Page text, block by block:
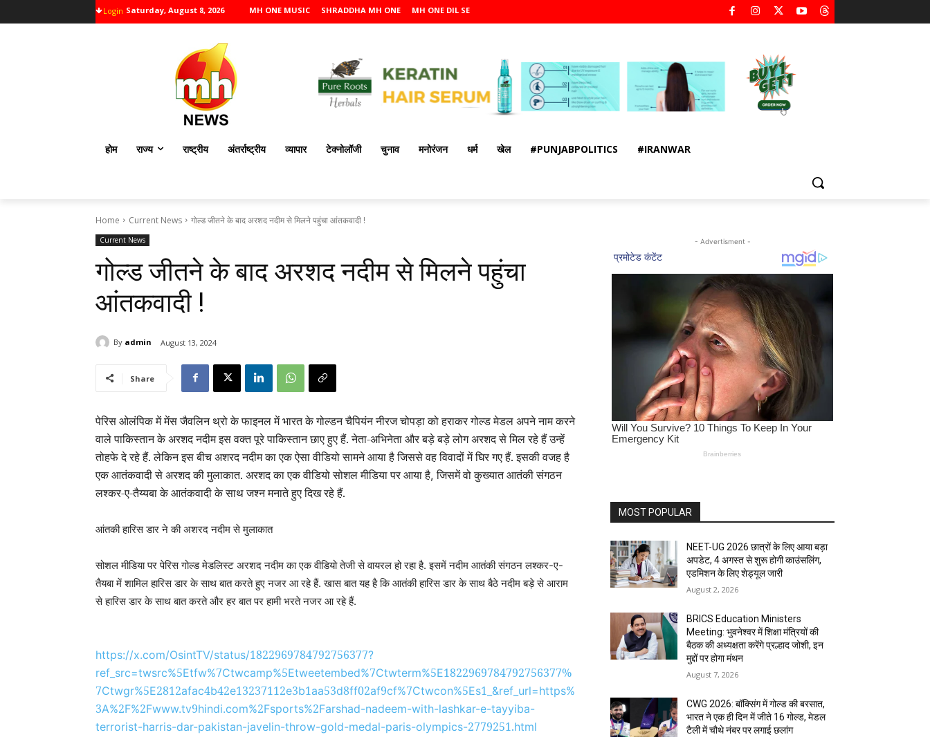
Login Saturday, August 8, 2026 MH ONE MUSIC SHRADDHA MH ONE MH ONE DIL SE
होम राज्य राष्ट्रीय अंतर्राष्ट्रीय व्यापार टेक्नोलॉजी चुनाव मनोरंजन धर्म खेल #PUNJABPOLITICS #IRANWAR
Home Current News गोल्ड जीतने के बाद अरशद नदीम से मिलने पहुंचा आंतकवादी !
Current News
गोल्ड जीतने के बाद अरशद नदीम से मिलने पहुंचा
आंतकवादी !
By admin August 13, 2024
Share
पेरिस ओलंपिक में मेंस जैवलिन थ्रो के फाइनल में भारत के गोल्डन चैपियंन नीरज चोपड़ा को हराकर गोल्ड मेडल अपने नाम करने
वाले पाकिस्तान के अरशद नदीम इस वक्त पूरे पाकिस्तान छाए हुए हैं. नेता-अभिनेता और बड़े बड़े लोग अरशद से मिल रहे हैं उन्हें
तोहफे दे रहे हैं. लेकिन इस बीच अशरद नदीम का एक ऐसा वीडियो सामने आया है जिससे वह विवादों में घिर गए हैं. इसकी वजह है
एक आतंकवादी से अरशद की मुलाकात. अरशद का एक वीडियो सोशल मीडिया पर आया है,जिसमें वो कुख्यात आतंकी संगठन
लश्कर-ए-तैय्यबा के आतंकवादी के साथ जश्न मनाते हुए दिख रहे हैं.
आंतकी हारिस डार ने की अशरद नदीम से मुलाकात
सोशल मीडिया पर पेरिस गोल्ड मेडलिस्ट अरशद नदीम का एक वीडियो तेजी से वायरल हो रहा है. इसमें नदीम आतंकी संगठन लश्कर-ए-
तैयबा में शामिल हारिस डार के साथ बात करते हुए नजर आ रहे हैं. खास बात यह है कि आतंकी हारिस डार के साथ बैठे नदीम बड़े से आराम
से हारिस डार के साथ बात करते और हर बात पर हामी भरते नजर आ रहे हैं.
https://x.com/OsintTV/status/1822969784792756377?
ref_src=twsrc%5Etfw%7Ctwcamp%5Etweetembed%7Ctwterm%5E1822969784792756377%
7Ctwgr%5E2812afac4b42e13237112e3b1aa53d8ff02af9cf%7Ctwcon%5Es1 _&ref_url=https%
3A%2F%2Fwww.tv9hindi.com%2Fsports%2Farshad-nadeem-with-lashkar-e-tayyiba-
terrorist-harris-dar-pakistan-javelin-throw-gold-medal-paris-olympics-2779251.html
- Advertisment -
MOST POPULAR
NEET-UG 2026 छात्रों के लिए आया बड़ा
अपडेट, 4 अगस्त से शुरू होगी काउंसलिंग,
एडमिशन के लिए शेड्यूल जारी
August 2, 2026
BRICS Education Ministers
Meeting: भुवनेश्वर में शिक्षा मंत्रियों की
बैठक की अध्यक्षता करेंगे प्रल्हाद जोशी, इन
मुद्दों पर होगा मंथन
August 7, 2026
CWG 2026: बॉक्सिंग में गोल्ड की बरसात,
भारत ने एक ही दिन में जीते 16 गोल्ड, मेडल
टैली में चौथे नंबर पर लगाई छलांग